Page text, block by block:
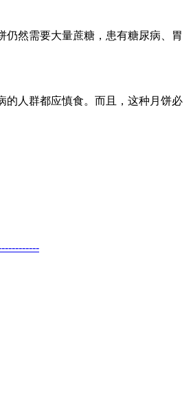
然需要大量蔗糖，患有糖尿病、胃
的人群都应慎食。而且，这种月饼必